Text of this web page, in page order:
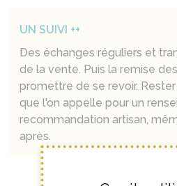
UN SUIVI ++
Des échanges réguliers et
de la vente. Puis la remise
promettre de se revoir.
que l'on appelle pour un
recommandation artisan,
après.